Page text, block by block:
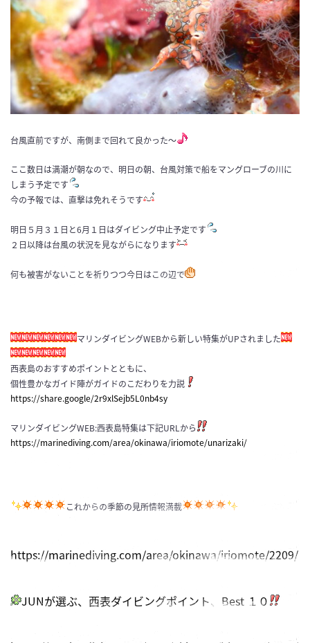
台風直前ですが、南側まで回れて良かった〜
ここ数日は満潮が朝なので、明日の朝、台風対策で船をマングローブの川に
しまう予定です
今の予報では、直撃は免れそうです
明日５月３１日と6月１日はダイビング中止予定です
２日以降は台風の状況を見ながらになります
何も被害がないことを祈りつつ今日はこの辺で
マリンダイビングWEBから新しい特集がUPされました
西表島のおすすめポイントとともに、
個性豊かなガイド陣がガイドのこだわりを力説
https://share.google/2r9xlSejb5L0nb4sy
マリンダイビングWEB:西表島特集は下記URLから
https://marinediving.com/area/okinawa/iriomote/unarizaki/
これからの季節の見所情報満載
https://marinediving.com/area/okinawa/iriomote/2209/
JUNが選ぶ、西表ダイビングポイント、Best １０